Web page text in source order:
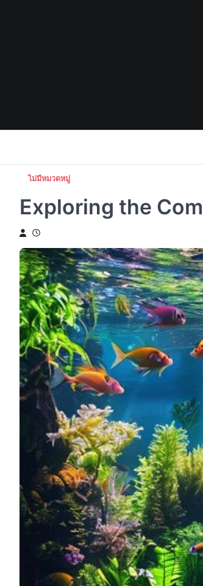
ไม่มีหมวดหมู่
Exploring the